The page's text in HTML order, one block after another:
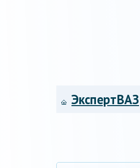
ЭкспертВАЗ